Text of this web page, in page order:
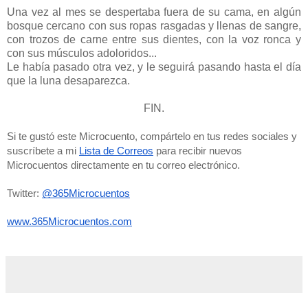
Una vez al mes se despertaba fuera de su cama, en algún
bosque cercano con sus ropas rasgadas y llenas de sangre,
con trozos de carne entre sus dientes, con la voz ronca y
con sus músculos adoloridos...
Le había pasado otra vez, y le seguirá pasando hasta el día
que la luna desaparezca.
FIN.
Si te gustó este Microcuento, compártelo en tus redes sociales y
suscríbete a mi Lista de Correos para recibir nuevos
Microcuentos directamente en tu correo electrónico.
Twitter: @365Microcuentos
www.365Microcuentos.com